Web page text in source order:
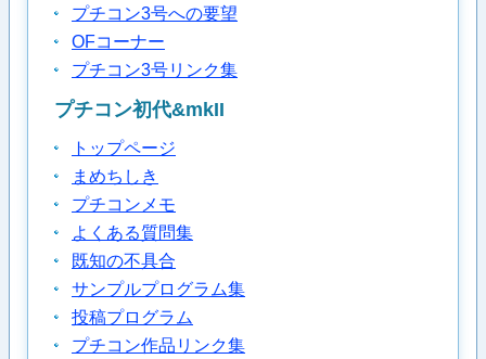
プチコン3号への要望
OFコーナー
プチコン3号リンク集
プチコン初代&mkII
トップページ
まめちしき
プチコンメモ
よくある質問集
既知の不具合
サンプルプログラム集
投稿プログラム
プチコン作品リンク集